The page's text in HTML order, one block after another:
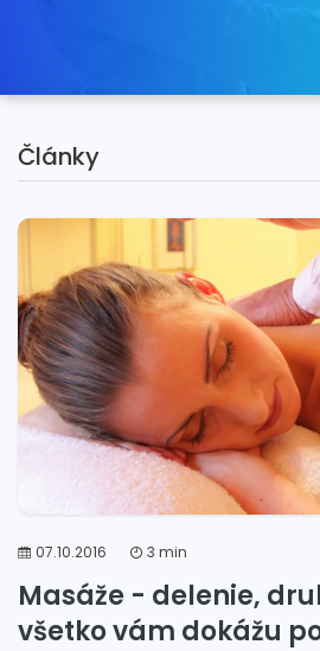
Články
07.10.2016 3 min
Masáže - delenie,
všetko vám dokážu